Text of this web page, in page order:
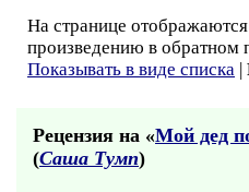
На странице
произведению в обратном
Показывать в виде списка |
Рецензия на «Мой дед
(Саша Тумп)